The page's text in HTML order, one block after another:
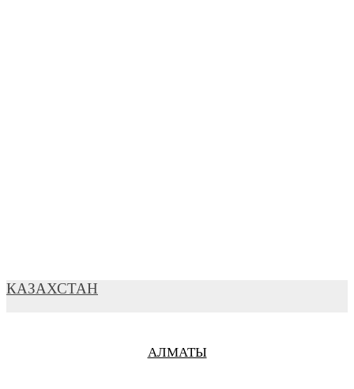
ВЛАДИКАВКАЗ
КАЗАХСТАН
АЛМАТЫ